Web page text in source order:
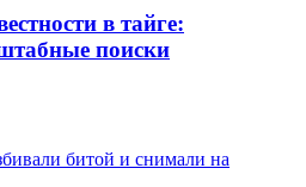
в тайге:
поиски